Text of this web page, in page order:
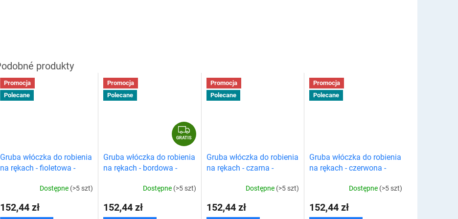
Promocja
Polecane
Gruba włóczka do robienia
na rękach - fioletowa -
Dostępne (>5 szt)
152,44 zł
Promocja
Polecane
G
R
A
S
GRATIS
Gruba włóczka do robienia
na rękach - bordowa -
Dostępne (>5 szt)
152,44 zł
Promocja
Polecane
Gruba włóczka do robienia
na rękach - czarna -
Dostępne (>5 szt)
152,44 zł
Promocja
Polecane
Gruba włóczka do robienia
na rękach - czerwona -
Dostępne (>5 szt)
152,44 zł